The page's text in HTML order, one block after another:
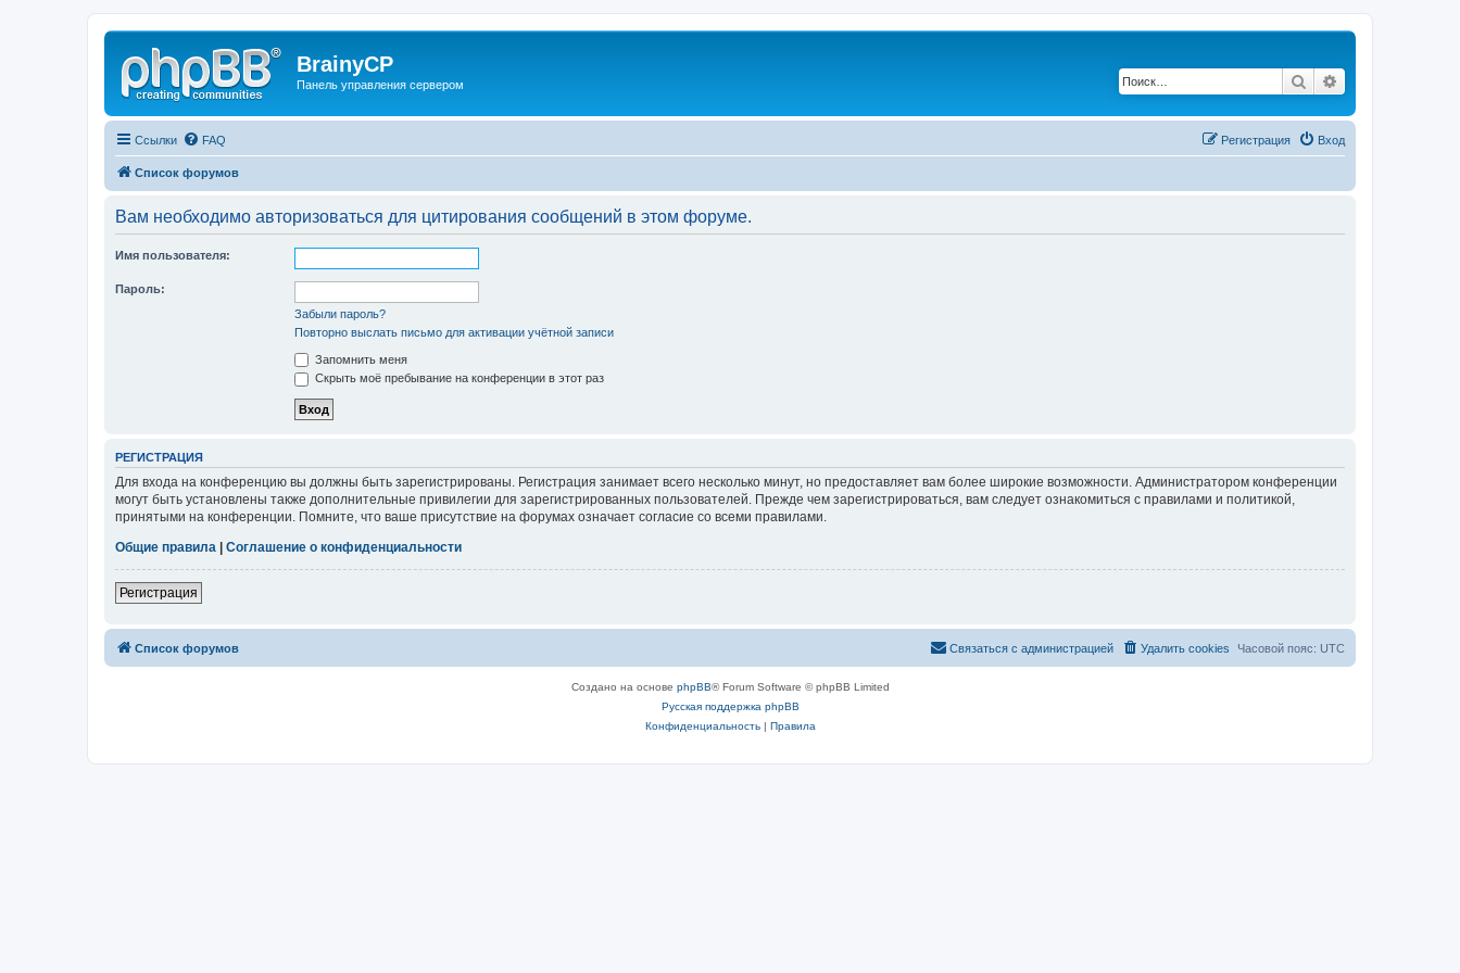
BrainyCP
Панель управления сервером Поиск
Ссылки FAQ Вход
Регистрация
Список форумов
Вам необходимо авторизоваться для цитирования сообщений в этом форуме.
Имя пользователя:
Пароль:
Забыли пароль?
Повторно выслать письмо для активации учётной записи
Запомнить меня
Скрыть моё пребывание на конференции в этот раз
РЕГИСТРАЦИЯ
Для входа на конференцию вы должны быть зарегистрированы. Регистрация занимает всего несколько минут, но предоставляет вам более широкие возможности. Администратором конференции
могут быть установлены также дополнительные привилегии для зарегистрированных пользователей. Прежде чем зарегистрироваться, вам следует ознакомиться с правилами и политикой,
принятыми на конференции. Помните, что ваше присутствие на форумах означает согласие со всеми правилами.
Общие правила
Соглашение о конфиденциальности
Регистрация
Список форумов Часовой пояс: UTC
Удалить cookies
Связаться с администрацией
Создано на основе phpBB® Forum Software © phpBB Limited
Русская поддержка phpBB
Конфиденциальность| Правила